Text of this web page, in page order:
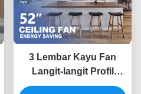
3 Lembar Kayu Fan
Langit-langit Profil
Rendah Rendah